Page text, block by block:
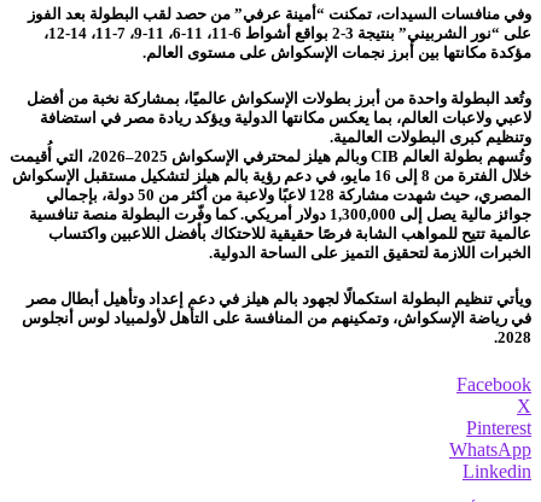
وفي منافسات السيدات، تمكنت “أمينة عرفي” من حصد لقب البطولة بعد الفوز
على “نور الشربيني” بنتيجة 3-2 بواقع أشواط 6-11، 11-6، 11-9، 7-11، 14-12،
مؤكدة مكانتها بين أبرز نجمات الإسكواش على مستوى العالم.
وتُعد البطولة واحدة من أبرز بطولات الإسكواش عالميًا، بمشاركة نخبة من أفضل
لاعبي ولاعبات العالم، بما يعكس مكانتها الدولية ويؤكد ريادة مصر في استضافة
وتنظيم كبرى البطولات العالمية.
وتُسهم بطولة العالم CIB وبالم هيلز لمحترفي الإسكواش 2025–2026، التي أُقيمت
خلال الفترة من 8 إلى 16 مايو، في دعم رؤية بالم هيلز لتشكيل مستقبل الإسكواش
المصري، حيث شهدت مشاركة 128 لاعبًا ولاعبة من أكثر من 50 دولة، بإجمالي
جوائز مالية يصل إلى 1,300,000 دولار أمريكي. كما وفّرت البطولة منصة تنافسية
عالمية تتيح للمواهب الشابة فرصًا حقيقية للاحتكاك بأفضل اللاعبين واكتساب
الخبرات اللازمة لتحقيق التميز على الساحة الدولية.
ويأتي تنظيم البطولة استكمالًا لجهود بالم هيلز في دعم إعداد وتأهيل أبطال مصر
في رياضة الإسكواش، وتمكينهم من المنافسة على التأهل لأولمبياد لوس أنجلوس
2028.
Facebook
X
Pinterest
WhatsApp
Linkedin